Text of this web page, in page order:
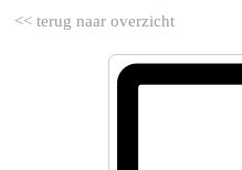
<< terug naar overzicht